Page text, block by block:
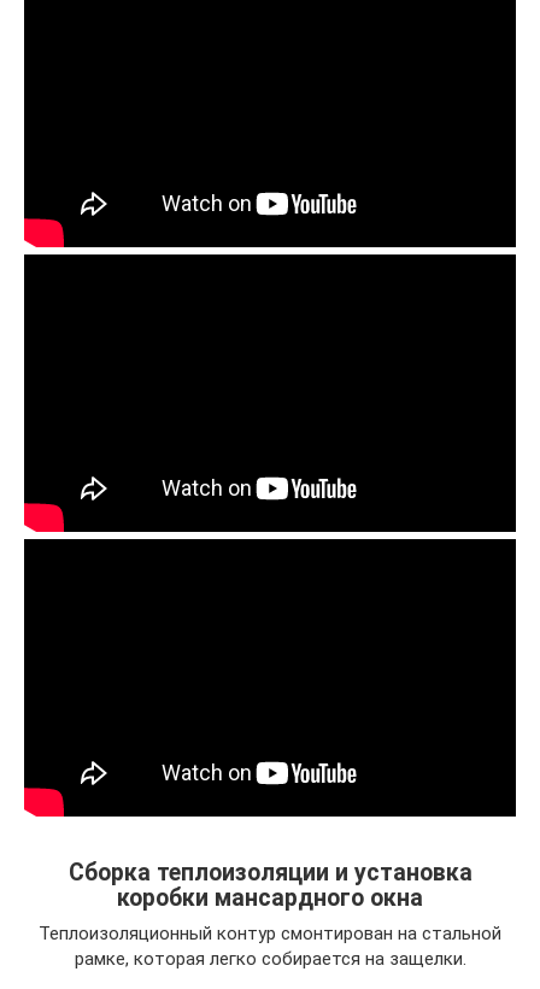
Сборка теплоизоляции и установка
коробки мансардного окна
Теплоизоляционный контур смонтирован на стальной
рамке, которая легко собирается на защелки.